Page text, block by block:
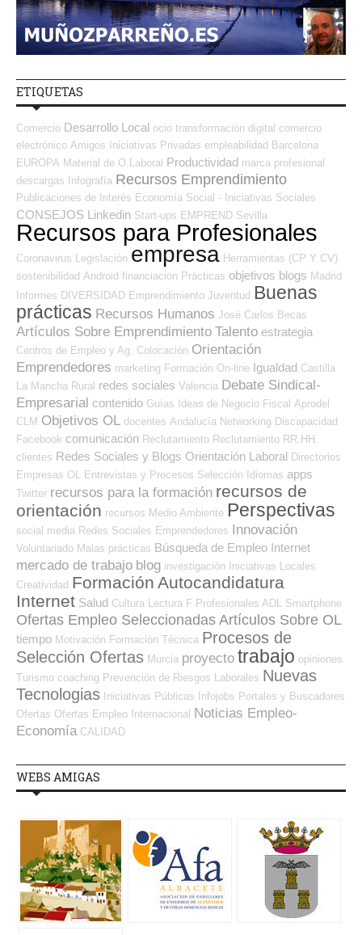
ETIQUETAS
Comercio Desarrollo Local ocio transformación digital comercio
electrónico Amigos Iniciativas Privadas empleabilidad Barcelona
EUROPA Material de O.Laboral Productividad marca profesional
descargas Infografía Recursos Emprendimiento
Publicaciones de Interés Economía Social - Iniciativas Sociales
CONSEJOS Linkedin Start-ups EMPREND Sevilla
Recursos para Profesionales
Coronavirus Legislación empresa Herramientas (CP Y CV)
sostenibilidad Android financiación Prácticas objetivos blogs Madrid
Informes DIVERSIDAD Emprendimiento Juventud Buenas
prácticas Recursos Humanos José Carlos Becas
Artículos Sobre Emprendimiento Talento estrategia
Centros de Empleo y Ag. Colocación Orientación
Emprendedores marketing Formación On-line Igualdad Castilla
La Mancha Rural redes sociales Valencia Debate Sindical-
Empresarial contenido Guías Ideas de Negocio Fiscal Aprodel
CLM Objetivos OL docentes Andalucía Networking Discapacidad
Facebook comunicación Reclutamiento Reclutamiento RR.HH.
clientes Redes Sociales y Blogs Orientación Laboral Directorios
Empresas OL
Entrevistas y Procesos Selección Idiomas apps
Twitter recursos para la formación recursos de
orientación recursos Medio Ambiente Perspectivas
social media Redes Sociales Emprendedores Innovación
Voluntariado Malas prácticas Búsqueda de Empleo Internet
mercado de trabajo blog investigación Iniciativas Locales
Creatividad Formación Autocandidatura
Internet Salud Cultura Lectura F Profesionales ADL Smartphone
Ofertas Empleo Seleccionadas Artículos Sobre OL
tiempo Motivación Formación Técnica Procesos de
Selección Ofertas Murcia proyecto trabajo opiniones
Turismo coaching Prevención de Riesgos Laborales Nuevas
Tecnologias Iniciativas Públicas Infojobs Portales y Buscadores
Ofertas Ofertas Empleo Internacional Noticias Empleo-
Economía CALIDAD
WEBS AMIGAS